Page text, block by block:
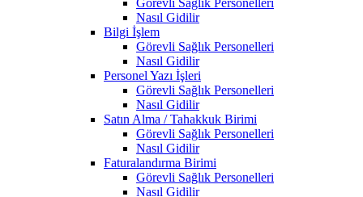
Nasıl Gidilir
Bilgi İşlem
Görevli Sağlık Personelleri
Nasıl Gidilir
Personel Yazı İşleri
Görevli Sağlık Personelleri
Nasıl Gidilir
Satın Alma / Tahakkuk Birimi
Görevli Sağlık Personelleri
Nasıl Gidilir
Faturalandırma Birimi
Görevli Sağlık Personelleri
Nasıl Gidilir